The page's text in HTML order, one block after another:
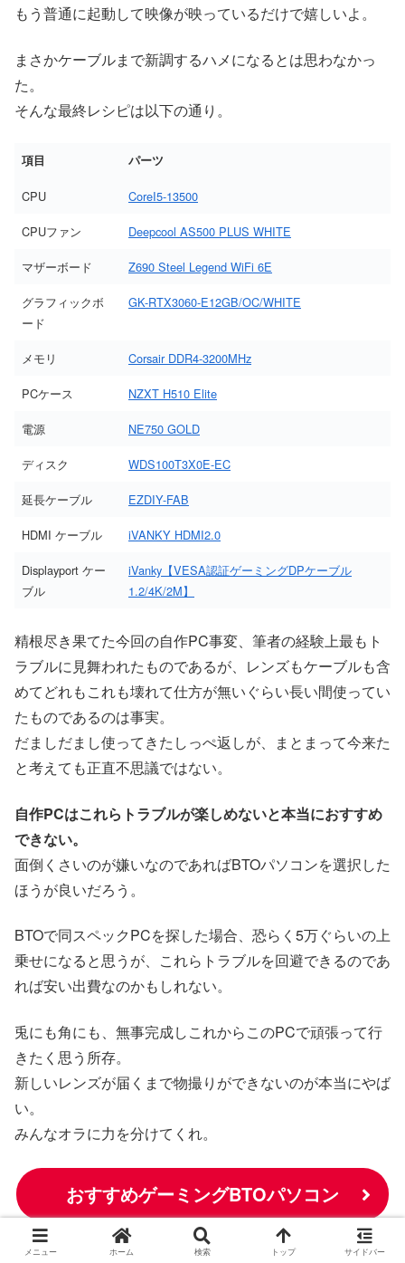
もう普通に起動して映像が映っているだけで嬉しいよ。
まさかケーブルまで新調するハメになるとは思わなかっ
た。
そんな最終レシピは以下の通り。
項目 パーツ
CPU CoreI5-13500
CPUファン Deepcool AS500 PLUS WHITE
マザーボード Z690 Steel Legend WiFi 6E
グラフィックボ
ード
GK-RTX3060-E12GB/OC/WHITE
メモリ Corsair DDR4-3200MHz
PCケース NZXT H510 Elite
電源 NE750 GOLD
ディスク WDS100T3X0E-EC
延長ケーブル EZDIY-FAB
HDMI ケーブル iVANKY HDMI2.0
Displayport ケー
ブル
iVanky【VESA認証ゲーミングDPケーブル
1.2/4K/2M】
精根尽き果てた今回の自作PC事変、筆者の経験上最もト
ラブルに見舞われたものであるが、レンズもケーブルも含
めてどれもこれも壊れて仕方が無いぐらい長い間使ってい
たものであるのは事実。
だましだまし使ってきたしっぺ返しが、まとまって今来た
と考えても正直不思議ではない。
自作PCはこれらトラブルが楽しめないと本当におすすめ
できない。
面倒くさいのが嫌いなのであればBTOパソコンを選択した
ほうが良いだろう。
BTOで同スペックPCを探した場合、恐らく5万ぐらいの上
乗せになると思うが、これらトラブルを回避できるのであ
れば安い出費なのかもしれない。
兎にも角にも、無事完成しこれからこのPCで頑張って行
きたく思う所存。
新しいレンズが届くまで物撮りができないのが本当にやば
い。
みんなオラに力を分けてくれ。
おすすめゲーミングBTOパソコン
メニュー ホーム 検索 トップ サイドバー